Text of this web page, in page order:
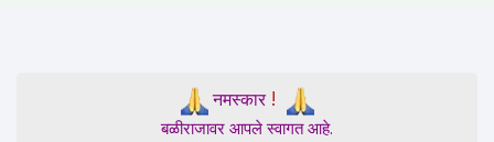
नमस्कार!
बळीराजावर आपले स्वागत आहे.